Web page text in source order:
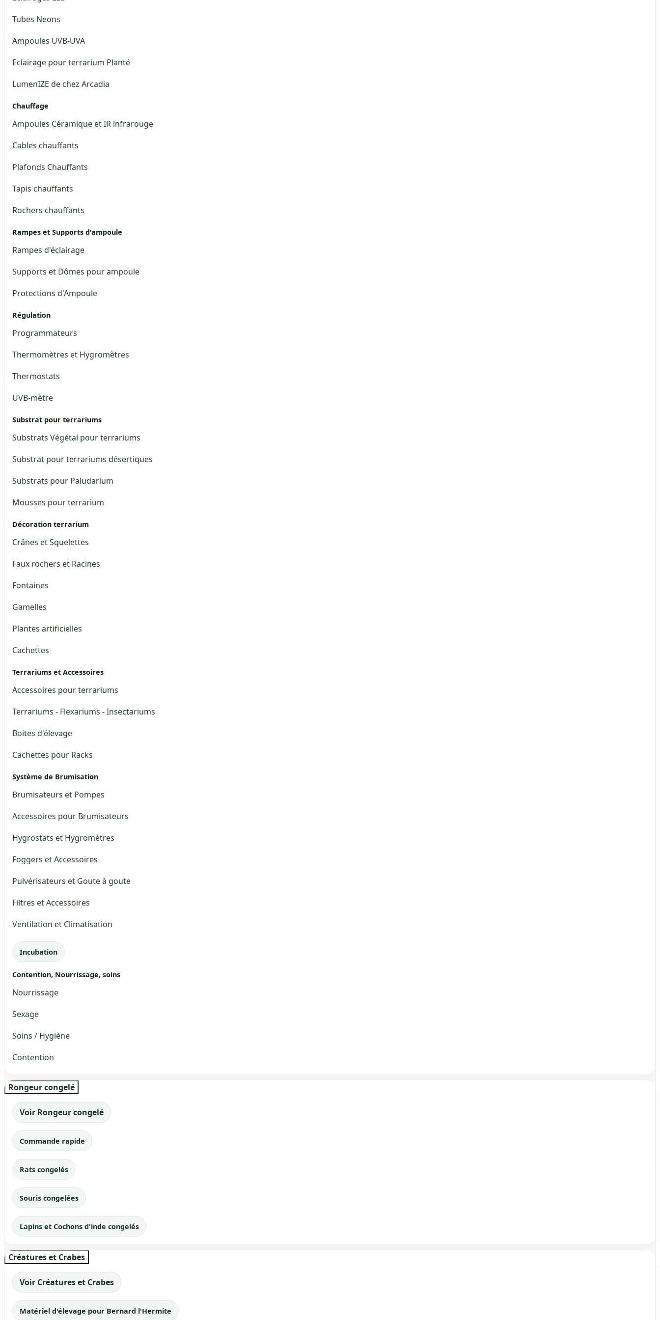
Tubes Neons
Ampoules UVB-UVA
Eclairage pour terrarium Planté
LumenIZE de chez Arcadia
Chauffage
Ampoules Céramique et IR infrarouge
Cables chauffants
Plafonds Chauffants
Tapis chauffants
Rochers chauffants
Rampes et Supports d'ampoule
Rampes d'éclairage
Supports et Dômes pour ampoule
Protections d'Ampoule
Régulation
Programmateurs
Thermomètres et Hygromètres
Thermostats
UVB-mètre
Substrat pour terrariums
Substrats Végétal pour terrariums
Substrat pour terrariums désertiques
Substrats pour Paludarium
Mousses pour terrarium
Décoration terrarium
Crânes et Squelettes
Faux rochers et Racines
Fontaines
Gamelles
Plantes artificielles
Cachettes
Terrariums et Accessoires
Accessoires pour terrariums
Terrariums - Flexariums - Insectariums
Boites d'élevage
Cachettes pour Racks
Système de Brumisation
Brumisateurs et Pompes
Accessoires pour Brumisateurs
Hygrostats et Hygromètres
Foggers et Accessoires
Pulvérisateurs et Goute à goute
Filtres et Accessoires
Ventilation et Climatisation
Incubation
Contention, Nourrissage, soins
Nourrissage
Sexage
Soins / Hygiène
Contention
Rongeur congelé
Voir Rongeur congelé
Commande rapide
Rats congelés
Souris congelées
Lapins et Cochons d'inde congelés
Créatures et Crabes
Voir Créatures et Crabes
Matériel d'élevage pour Bernard l'Hermite